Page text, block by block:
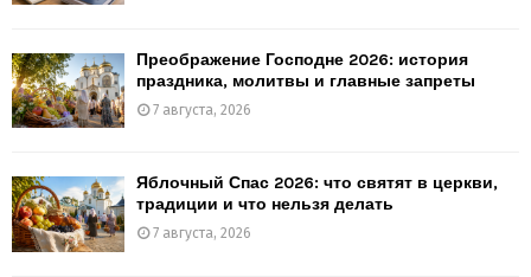
Преображение Господне 2026: история
праздника, молитвы и главные запреты
7 августа, 2026
Яблочный Спас 2026: что святят в церкви,
традиции и что нельзя делать
7 августа, 2026